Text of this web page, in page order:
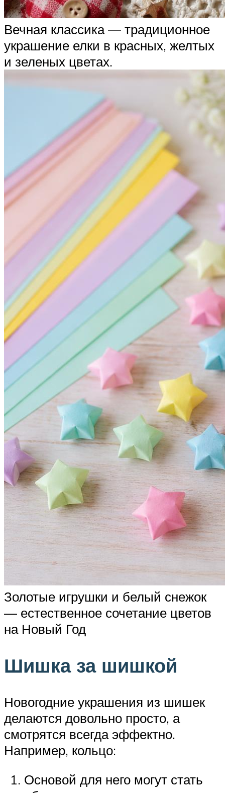
Вечная классика — традиционное
украшение елки в красных, желтых
и зеленых цветах.
Золотые игрушки и белый снежок
— естественное сочетание цветов
на Новый Год
Шишка за шишкой
Новогодние украшения из шишек
делаются довольно просто, а
смотрятся всегда эффектно.
Например, кольцо:
Основой для него могут стать